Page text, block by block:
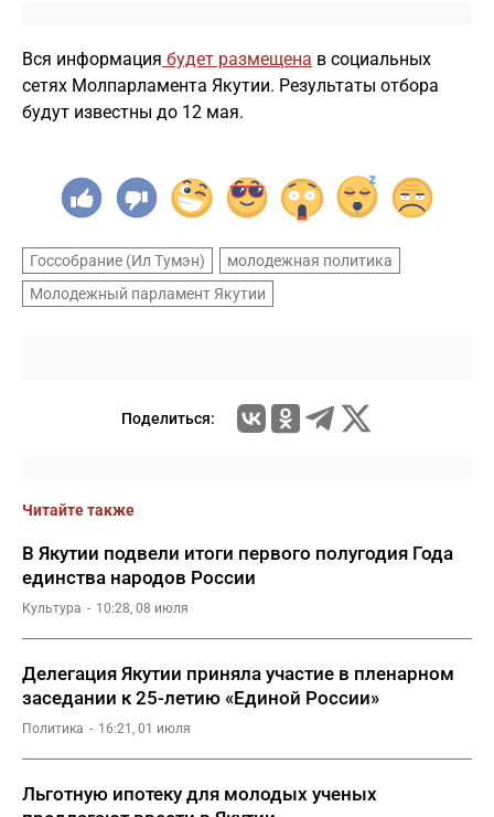
Вся информация будет размещена в социальных
сетях Молпарламента Якутии. Результаты отбора
будут известны до 12 мая.
Госсобрание (Ил Тумэн)
молодежная политика
Молодежный парламент Якутии
Поделиться:
Читайте также
В Якутии подвели итоги первого полугодия Года
единства народов России
Культура 10:28, 08 июля
Делегация Якутии приняла участие в пленарном
заседании к 25-летию «Единой России»
Политика 16:21, 01 июля
Льготную ипотеку для молодых ученых